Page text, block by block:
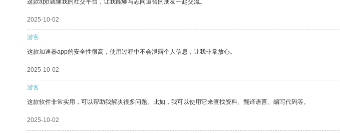
这款app就像我的社交平台，让我能够与志同道合的朋友一起交流。
2025-10-02
游客
这款加速器app的安全性很高，使用过程中不会泄露个人信息，让我非常放心。
2025-10-02
游客
这款软件非常实用，可以帮助我解决很多问题。比如，我可以使用它来查找资料、翻译语言、编写代码等。
2025-10-02